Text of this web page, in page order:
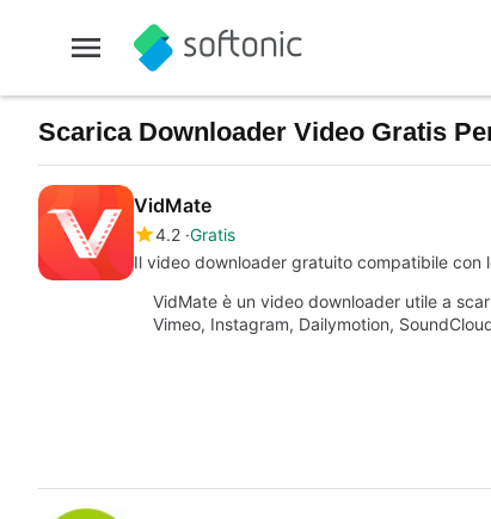
Scarica Downloader Video Gratis
VidMate
4.2 Gratis
Il video downloader gratuito compatibile con
VidMate è un video downloader utile a
Vimeo, Instagram, Dailymotion,